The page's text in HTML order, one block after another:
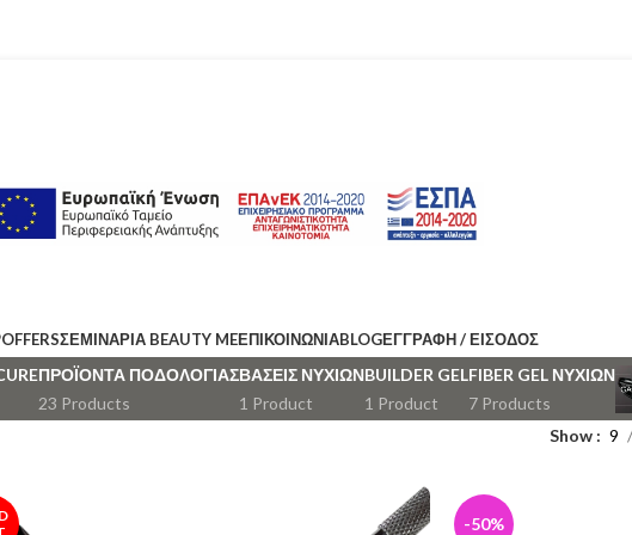
OFFERSΣΕΜΙΝΑΡΙΑ BEAUTY MEΕΠΙΚΟΙΝΩΝΊΑBLOGΕΓΓΡΑΦΉ / ΕΊΣΟΔΟΣ
ΠΡΟΪΌΝΤΑ ΠΟΔΟΛΟΓΊΑΣ
23 Products
ΒΆΣΕΙΣ ΝΥΧΙΏΝ
1 Product
BUILDER GEL
1 Product
FIBER GEL ΝΥΧΙΩΝ
7 Products
Show 9
-50%